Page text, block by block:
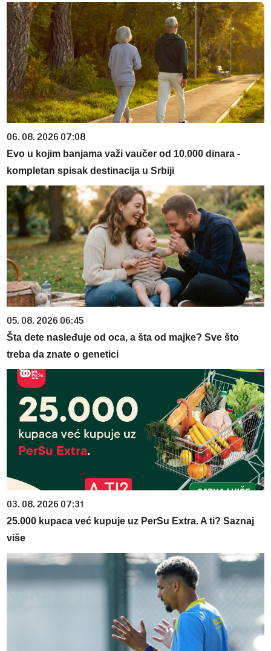
06. 08. 2026 07:08
Evo u kojim banjama važi vaučer od 10.000 dinara -
kompletan spisak destinacija u Srbiji
05. 08. 2026 06:45
Šta dete nasleđuje od oca, a šta od majke? Sve što
treba da znate o genetici
03. 08. 2026 07:31
25.000 kupaca već kupuje uz PerSu Extra. A ti? Saznaj
više